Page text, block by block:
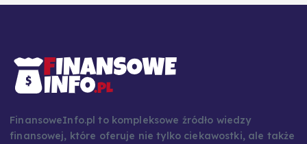
FinansoweInfo.pl to kompleksowe źródło wiedzy
finansowej, które oferuje nie tylko ciekawostki, ale także